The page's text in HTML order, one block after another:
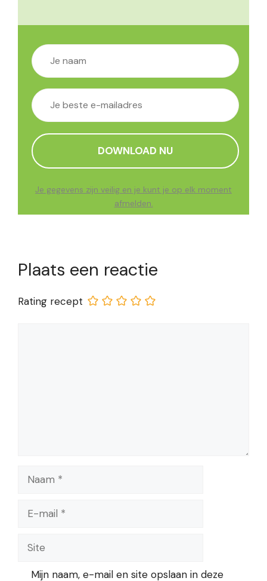
Je gegevens zijn veilig en je kunt je op elk moment
afmelden.
Plaats een reactie
Rating recept
mail
Mijn naam, e-mail en site opslaan in deze